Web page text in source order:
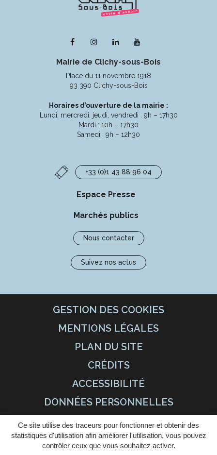
Ce site utilise des traceurs pour fonctionner et obtenir des
statistiques d'utilisation afin améliorer l'utilisation, vous pouvez
contrôler ceux que vous souhaitez activer.
Lien
le
compte
Facebook
Lien
le
compte
Instagram
Lien
le
compte
Linkedin
la
chaîne
Youtube
Mairie de Clichy-sous-Bois
Place du 11 novembre 1918
93 390 Clichy-sous-Bois
Horaires d’ouverture de la mairie :
Lundi, mercredi, jeudi, vendredi : 9h – 17h30
Mardi : 10h – 17h30
Samedi : 9h – 12h30
+33 (0)1 43 88 96 04
Espace Presse
Marchés publics
Nous contacter
Suivez nos actus
GESTION DES COOKIES
MENTIONS LÉGALES
PLAN DU SITE
CRÉDITS
ACCESSIBILITÉ
DONNÉES PERSONNELLES